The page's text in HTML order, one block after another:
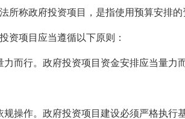
称政府投资项目，是指使用预算安排的
项目应当遵循以下原则：
行。政府投资项目资金安排应当量力
作。政府投资项目建设必须严格执行